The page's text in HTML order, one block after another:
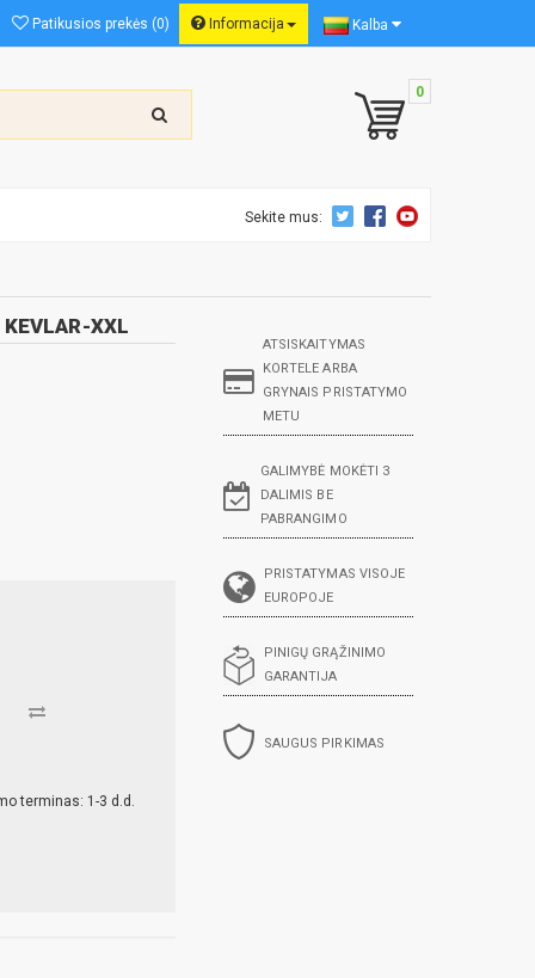
Patikusios prekės (0) Informacija Kalba
0
Sekite mus:
KEVLAR-XXL
terminas: 1-3 d.d.
ATSISKAITYMAS
KORTELE ARBA
GRYNAIS PRISTATYMO
METU
GALIMYBĖ MOKĖTI 3
DALIMIS BE
PABRANGIMO
PRISTATYMAS VISOJE
EUROPOJE
PINIGŲ GRĄŽINIMO
GARANTIJA
SAUGUS PIRKIMAS